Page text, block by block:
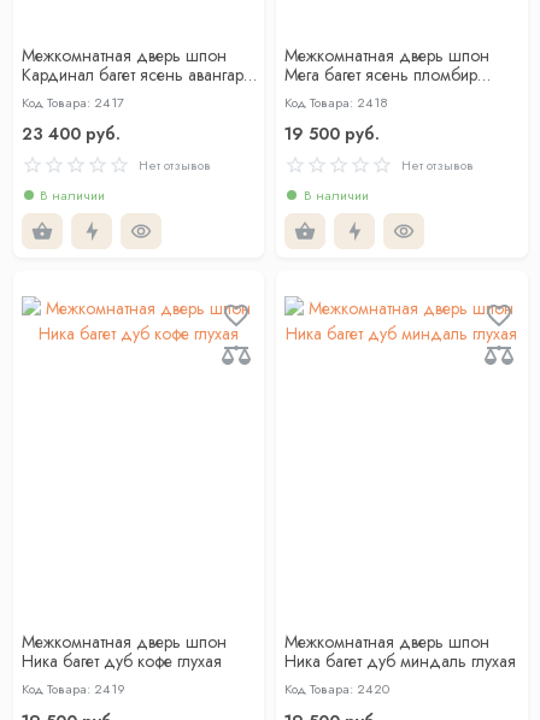
Межкомнатная дверь шпон
Кардинал багет ясень авангард
со стеклом
Код Товара: 2417
23 400 руб.
Нет отзывов
В наличии
Межкомнатная дверь шпон
Мега багет ясень пломбир
глухая
Код Товара: 2418
19 500 руб.
Нет отзывов
В наличии
Межкомнатная дверь шпон
Ника багет дуб кофе глухая
Код Товара: 2419
Межкомнатная дверь шпон
Ника багет дуб миндаль глухая
Код Товара: 2420